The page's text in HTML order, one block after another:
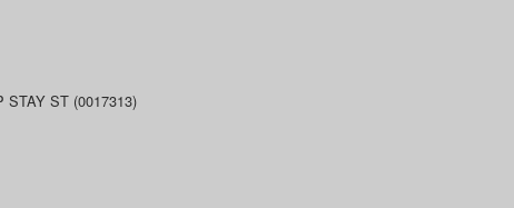
STAY ST (0017313)